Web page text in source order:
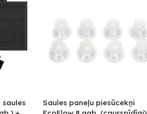
saules
Saules paneļu piesūcekņi